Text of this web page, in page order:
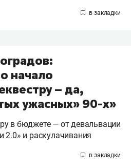
начало
– да,
ужасных» 90-х»
в бюджете — от девальвации
2.0» и раскулачивания